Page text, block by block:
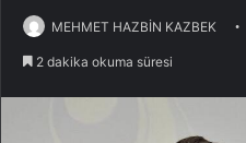
MEHMET HAZBİN KAZBEK
2 dakika okuma süresi